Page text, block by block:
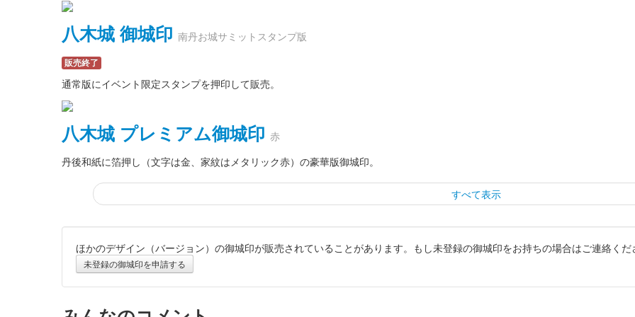
八木城 御城印 南丹お城サミットスタンプ版
販売終了
通常版にイベント限定スタンプを押印して販売。
八木城 プレミアム御城印 赤
丹後和紙に箔押し（文字は金、家紋はメタリック赤）の豪華版御城印。
すべて表示
八木城 プレミアム御城印 銀
丹後和紙に箔押し（文字・家紋ともに銀）の豪華版御城印。
ほかのデザイン（バージョン）の御城印が販売されていることがあります。もし未登録の御城印をお持ちの場合はご連絡くだ
未登録の御城印を申請する